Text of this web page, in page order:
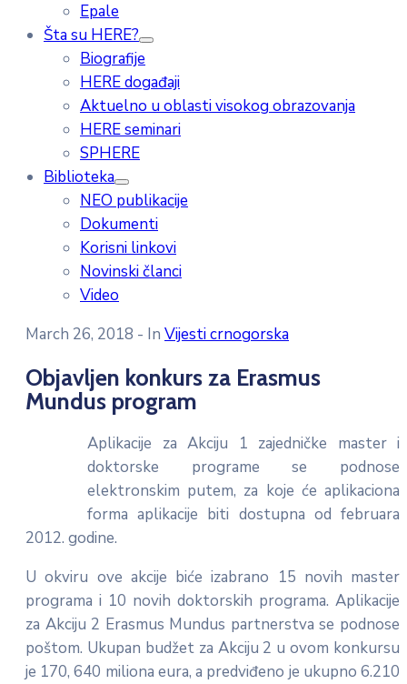
Epale
Šta su HERE?
Biografije
HERE događaji
Aktuelno u oblasti visokog obrazovanja
HERE seminari
SPHERE
Biblioteka
NEO publikacije
Dokumenti
Korisni linkovi
Novinski članci
Video
March 26, 2018 - In Vijesti crnogorska
Objavljen konkurs za Erasmus
Mundus program
Aplikacije za Akciju 1 zajedničke master i
doktorske programe se podnose
elektronskim putem, za koje će aplikaciona
forma aplikacije biti dostupna od februara
2012. godine.
U okviru ove akcije biće izabrano 15 novih master
programa i 10 novih doktorskih programa. Aplikacije
za Akciju 2 Erasmus Mundus partnerstva se podnose
poštom. Ukupan budžet za Akciju 2 u ovom konkursu
je 170, 640 miliona eura, a predviđeno je ukupno 6.210